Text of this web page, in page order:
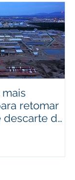
retomar
descarte de